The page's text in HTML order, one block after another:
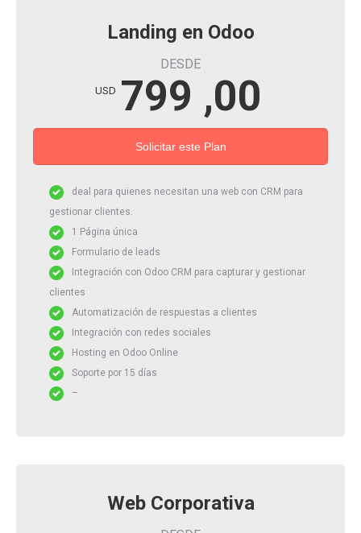
Landing en Odoo
DESDE
USD 799 ,00
Solicitar este Plan
deal para quienes necesitan una web con CRM para
gestionar clientes.
1 Página única
Formulario de leads
Integración con Odoo CRM para capturar y gestionar
clientes
Automatización de respuestas a clientes
Integración con redes sociales
Hosting en Odoo Online
Soporte por 15 días
–
Web Corporativa